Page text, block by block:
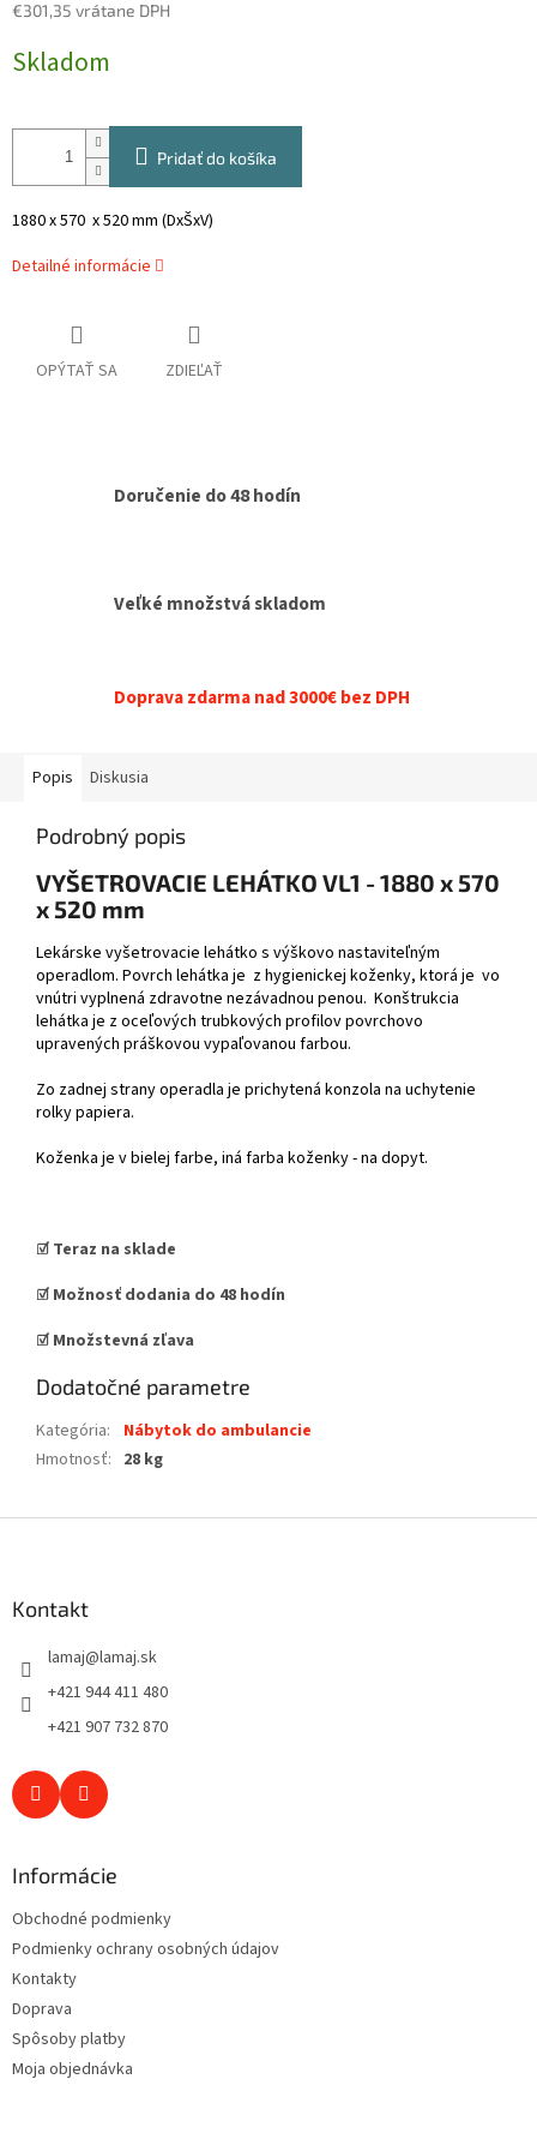
€301,35 vrátane DPH
cena:
Skladom
Pridať do košíka
1880 x 570 x 520 mm (DxŠxV)
Detailné informácie
OPÝTAŤ SA ZDIEĽAŤ
Doručenie do 48 hodín
Veľké množstvá skladom
Doprava zdarma nad 3000€ bez DPH
Popis Diskusia
Podrobný popis
VYŠETROVACIE LEHÁTKO VL1 - 1880 x 570
x 520 mm
Lekárske vyšetrovacie lehátko s výškovo nastaviteľným
operadlom. Povrch lehátka je z hygienickej koženky, ktorá je vo
vnútri vyplnená zdravotne nezávadnou penou. Konštrukcia
lehátka je z oceľových trubkových profilov povrchovo
upravených práškovou vypaľovanou farbou.
Zo zadnej strany operadla je prichytená konzola na uchytenie
rolky papiera.
Koženka je v bielej farbe, iná farba koženky - na dopyt.
☑️ Teraz na sklade
☑️ Možnosť dodania do 48 hodín
☑️ Množstevná zľava
Dodatočné parametre
Kategória:
Nábytok do ambulancie
Hmotnosť: 28 kg
Kontakt
lamaj@lamaj.sk
+421 944 411 480
+421 907 732 870
Informácie
Obchodné podmienky
Podmienky ochrany osobných údajov
Kontakty
Doprava
Spôsoby platby
Moja objednávka